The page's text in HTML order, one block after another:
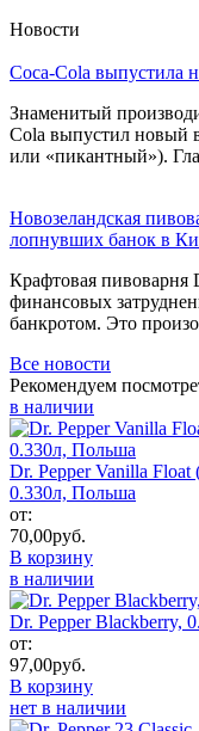
Новости
Coca-Cola выпустила
Знаменитый
Cola выпустил новый
или «пикантный»).
Новозеландская
лопнувших банок в
Крафтовая пивоварня
финансовых
банкротом. Это
Все новости
Рекомендуем
в наличии
Dr. Pepper Vanilla
0.330л, Польша
от:
70,00руб.
В корзину
в наличии
Dr. Pepper Blackberry,
от:
97,00руб.
В корзину
нет в наличии